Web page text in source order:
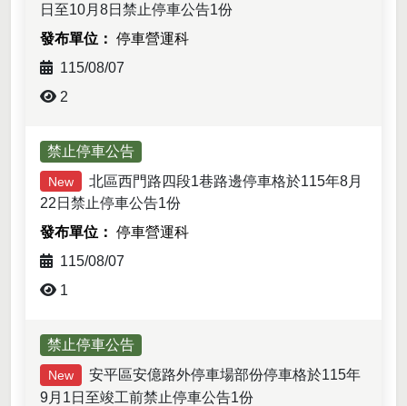
日至10月8日禁止停車公告1份
停車營運科
115/08/07
2
禁止停車公告
New
北區西門路四段1巷路邊停車格於115年8月
22日禁止停車公告1份
停車營運科
115/08/07
1
禁止停車公告
New
安平區安億路外停車場部份停車格於115年
9月1日至竣工前禁止停車公告1份